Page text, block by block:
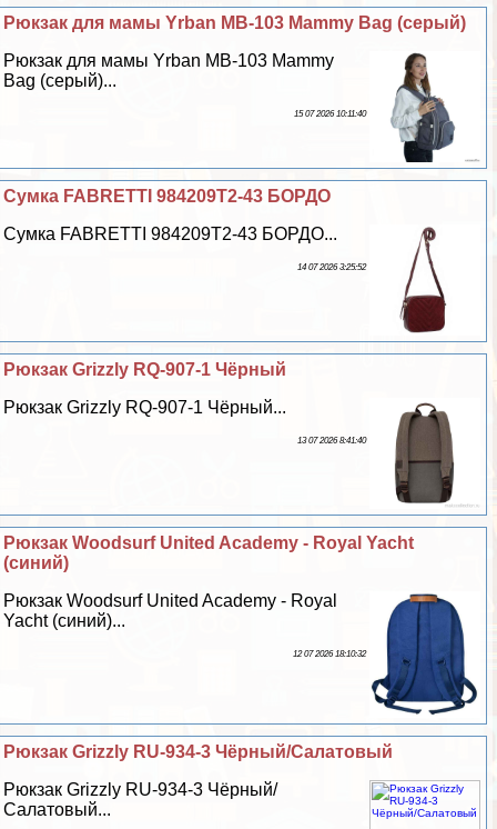
Рюкзак для мамы Yrban MB-103 Mammy Bag (серый)
Рюкзак для мамы Yrban MB-103 Mammy
Bag (серый)...
15 07 2026 10:11:40
Сумка FABRETTI 984209T2-43 БОРДО
Сумка FABRETTI 984209T2-43 БОРДО...
14 07 2026 3:25:52
Рюкзак Grizzly RQ-907-1 Чёрный
Рюкзак Grizzly RQ-907-1 Чёрный...
13 07 2026 8:41:40
Рюкзак Woodsurf United Academy - Royal Yacht
(синий)
Рюкзак Woodsurf United Academy - Royal
Yacht (синий)...
12 07 2026 18:10:32
Рюкзак Grizzly RU-934-3 Чёрный/Салатовый
Рюкзак Grizzly RU-934-3 Чёрный/
Салатовый...